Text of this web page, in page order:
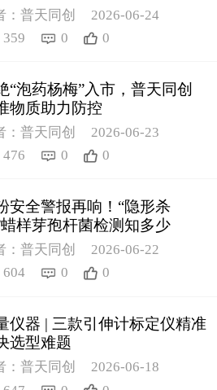
：普天同创
2026-06-24
359
0 0
“泡药杨梅”入市，普天同创
物质助力防控
：普天同创
2026-06-23
476
0 0
安全警报再响！“隐形杀
样芽孢杆菌检测知多少
：普天同创
2026-06-22
604
0 0
仪器 | 三款引伸计标定仪精准
选型难题
：普天同创
2026-06-18